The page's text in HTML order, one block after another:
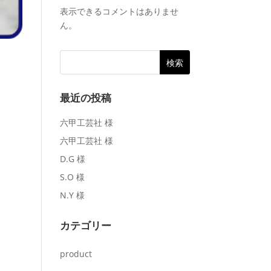
表示できるコメントはありませ
ん。
最近の投稿
六甲工芸社 様
六甲工芸社 様
D.G 様
S.O 様
N.Y 様
カテゴリー
product